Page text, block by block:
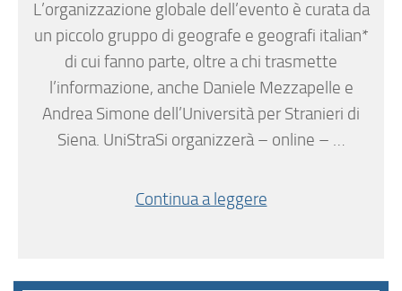
L’organizzazione globale dell’evento è curata da
un piccolo gruppo di geografe e geografi italian*
di cui fanno parte, oltre a chi trasmette
l’informazione, anche Daniele Mezzapelle e
Andrea Simone dell’Università per Stranieri di
Siena. UniStraSi organizzerà – online – …
Continua a leggere